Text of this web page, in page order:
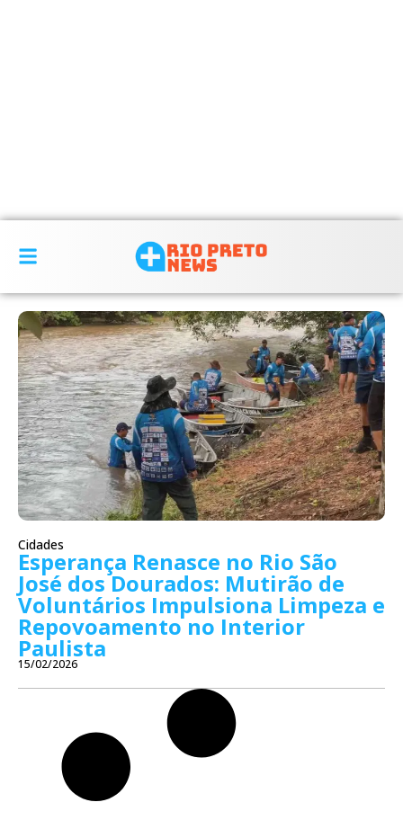
Cidades
Esperança Renasce no Rio São
José dos Dourados: Mutirão de
Voluntários Impulsiona Limpeza e
Repovoamento no Interior
Paulista
15/02/2026